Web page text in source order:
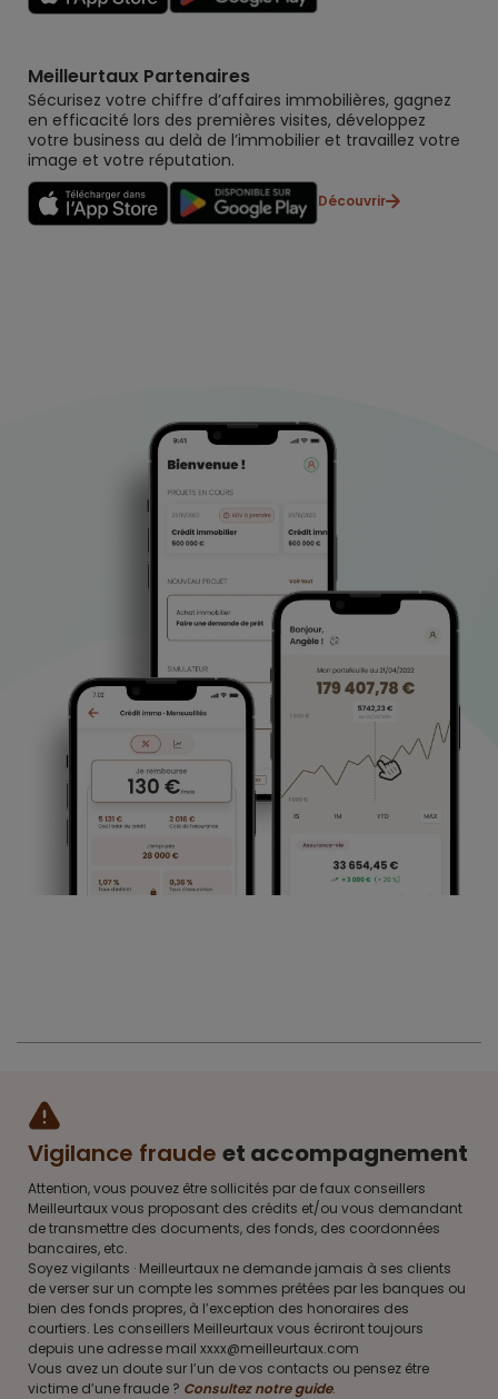
Meilleurtaux Partenaires
Sécurisez votre chiffre d’affaires immobilières, gagnez
en efficacité lors des premières visites, développez
votre business au delà de l’immobilier et travaillez votre
image et votre réputation.
Découvrir
Vigilance fraude et accompagnement
Attention, vous pouvez être sollicités par de faux conseillers
Meilleurtaux vous proposant des crédits et/ou vous demandant
de transmettre des documents, des fonds, des coordonnées
bancaires, etc.
Soyez vigilants · Meilleurtaux ne demande jamais à ses clients
de verser sur un compte les sommes prêtées par les banques ou
bien des fonds propres, à l’exception des honoraires des
courtiers. Les conseillers Meilleurtaux vous écriront toujours
depuis une adresse mail xxxx@meilleurtaux.com
Vous avez un doute sur l’un de vos contacts ou pensez être
victime d’une fraude ? Consultez notre guide.